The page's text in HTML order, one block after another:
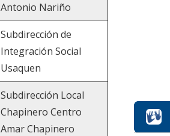
Antonio Nariño
Subdirección de
Integración Social
Usaquen
Subdirección Local
Chapinero Centro
Amar Chapinero